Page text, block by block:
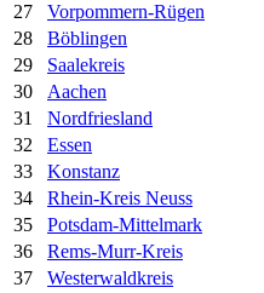
27
Vorpommern-Rügen
28
Böblingen
29
Saalekreis
30
Aachen
31
Nordfriesland
32
Essen
33
Konstanz
34
Rhein-Kreis Neuss
35
Potsdam-Mittelmark
36
Rems-Murr-Kreis
37
Westerwaldkreis